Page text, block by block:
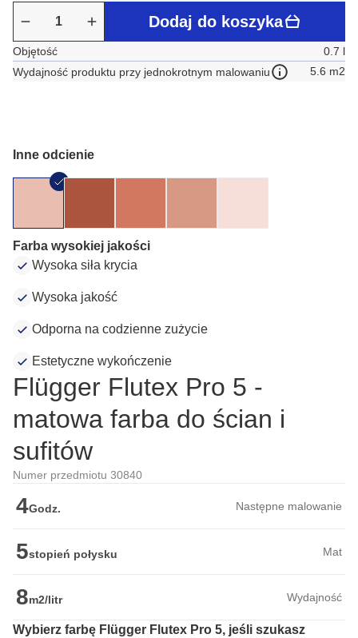
Dodaj do koszyka
Objętość
0.7 l
Wydajność produktu przy jednokrotnym malowaniu
5.6 m2
Inne odcienie
Farba wysokiej jakości
Wysoka siła krycia
Wysoka jakość
Odporna na codzienne zużycie
Estetyczne wykończenie
Flügger Flutex Pro 5 -
matowa farba do ścian i
sufitów
Numer przedmiotu 30840
4Godz. Następne malowanie
5stopień połysku Mat
8m2/litr Wydajność
Wybierz farbę Flügger Flutex Pro 5, jeśli szukasz